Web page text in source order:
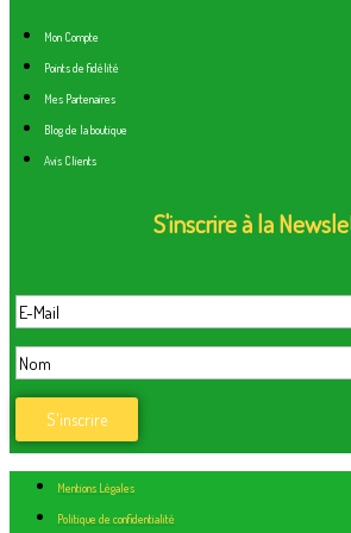
Mon Compte
Points de fidélité
Mes Partenaires
Blog de la boutique
Avis Clients
S'inscrire à la
Mentions Légales
Politique de confidentialité